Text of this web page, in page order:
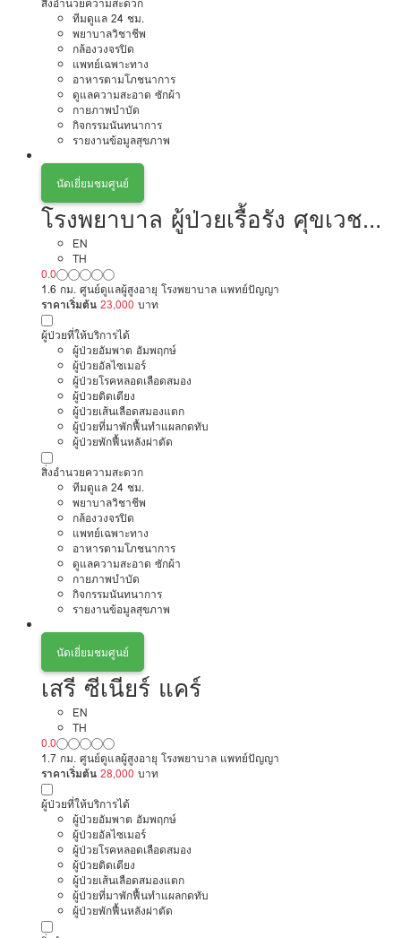
ทีมดูแล 24 ชม.
พยาบาลวิชาชีพ
กล้องวงจรปิด
แพทย์เฉพาะทาง
อาหารตามโภชนาการ
ดูแลความสะอาด ซักผ้า
กายภาพบำบัด
กิจกรรมนันทนาการ
รายงานข้อมูลสุขภาพ
นัดเยี่ยมชมศูนย์
โรงพยาบาล ผู้ป่วยเรื้อรัง ศุขเวช
เนอสซิ่งโฮม
EN
TH
0.0
1.6 กม. ศูนย์ดูแลผู้สูงอายุ โรงพยาบาล แพทย์ปัญญา
ราคาเริ่มต้น 23,000 บาท
ผู้ป่วยที่ให้บริการได้
ผู้ป่วยอัมพาต อัมพฤกษ์
ผู้ป่วยอัลไซเมอร์
ผู้ป่วยโรคหลอดเลือดสมอง
ผู้ป่วยติดเตียง
ผู้ป่วยเส้นเลือดสมองแตก
ผู้ป่วยที่มาพักฟื้นทำแผลกดทับ
ผู้ป่วยพักฟื้นหลังผ่าตัด
สิ่งอำนวยความสะดวก
ทีมดูแล 24 ชม.
พยาบาลวิชาชีพ
กล้องวงจรปิด
แพทย์เฉพาะทาง
อาหารตามโภชนาการ
ดูแลความสะอาด ซักผ้า
กายภาพบำบัด
กิจกรรมนันทนาการ
รายงานข้อมูลสุขภาพ
นัดเยี่ยมชมศูนย์
เสรี ซีเนียร์ แคร์
EN
TH
0.0
1.7 กม. ศูนย์ดูแลผู้สูงอายุ โรงพยาบาล แพทย์ปัญญา
ราคาเริ่มต้น 28,000 บาท
ผู้ป่วยที่ให้บริการได้
ผู้ป่วยอัมพาต อัมพฤกษ์
ผู้ป่วยอัลไซเมอร์
ผู้ป่วยโรคหลอดเลือดสมอง
ผู้ป่วยติดเตียง
ผู้ป่วยเส้นเลือดสมองแตก
ผู้ป่วยที่มาพักฟื้นทำแผลกดทับ
ผู้ป่วยพักฟื้นหลังผ่าตัด